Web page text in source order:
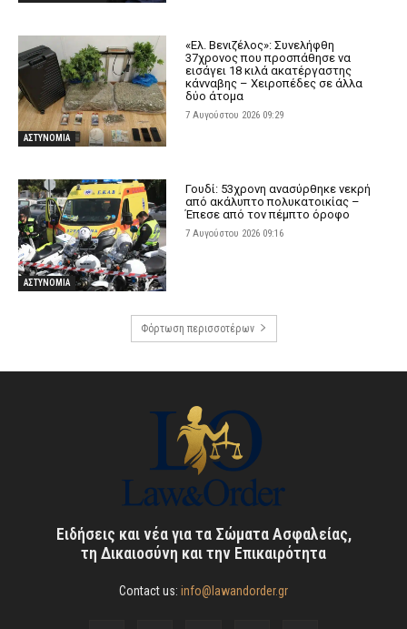
ΑΣΤΥΝΟΜΙΑ
«Ελ. Βενιζέλος»: Συνελήφθη
37χρονος που προσπάθησε να
εισάγει 18 κιλά ακατέργαστης
κάνναβης – Χειροπέδες σε άλλα
δύο άτομα
7 Αυγούστου 2026 09:29
ΑΣΤΥΝΟΜΙΑ
Γουδί: 53χρονη ανασύρθηκε νεκρή
από ακάλυπτο πολυκατοικίας –
Έπεσε από τον πέμπτο όροφο
7 Αυγούστου 2026 09:16
Φόρτωση περισσοτέρων
Ειδήσεις και νέα για τα Σώματα Ασφαλείας,
τη Δικαιοσύνη και την Επικαιρότητα
Contact us: info@lawandorder.gr